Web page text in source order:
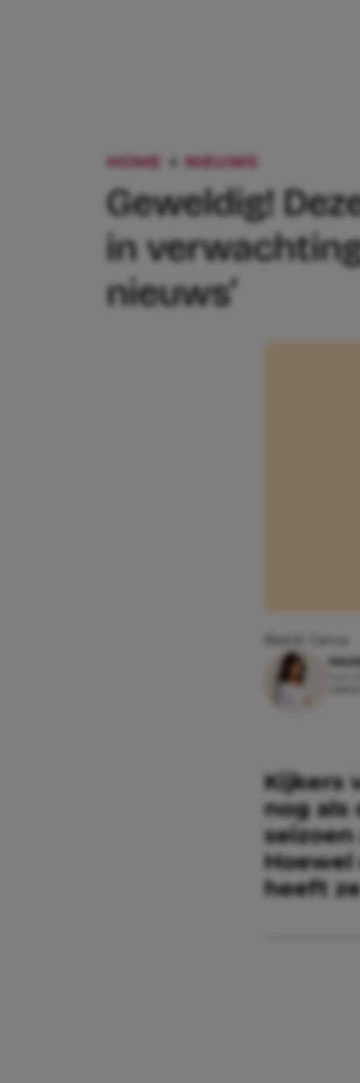
HOME NIEUWS
Geweldig!
in
nieuws’
Kijkers
nog als
heeft